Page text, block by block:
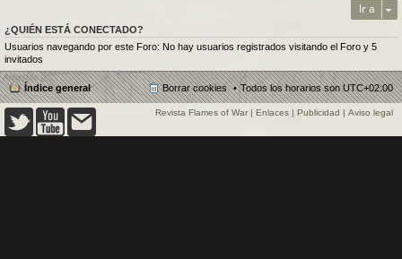
Ir a
¿QUIÉN ESTÁ CONECTADO?
Usuarios navegando por este Foro: No hay usuarios registrados visitando el Foro y 5
invitados
Índice general Todos los horarios sonUTC+02:00
Borrar cookies
Revista Flames of War | Enlaces | Publicidad | Aviso legal